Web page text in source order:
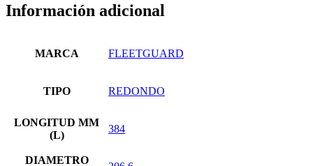
Información adicional
MARCA FLEETGUARD
TIPO REDONDO
LONGITUD MM
(L)
384
DIAMETRO